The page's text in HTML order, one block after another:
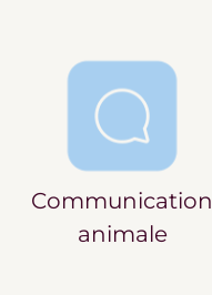
Communication
animale